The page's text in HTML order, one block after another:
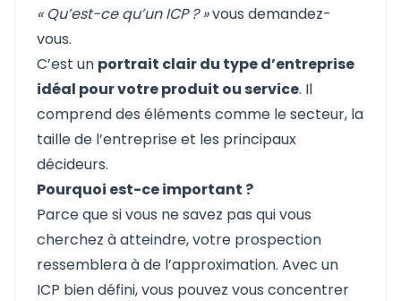
« Qu’est-ce qu’un ICP ? »vous demandez-
vous.
C’est un portrait clair du type d’entreprise
idéal pour votre produit ou service. Il
comprend des éléments comme le secteur, la
taille de l’entreprise et les principaux
décideurs.
Pourquoi est-ce important ?
Parce que si vous ne savez pas qui vous
cherchez à atteindre, votre prospection
ressemblera à de l’approximation. Avec un
ICP bien défini, vous pouvez vous concentrer